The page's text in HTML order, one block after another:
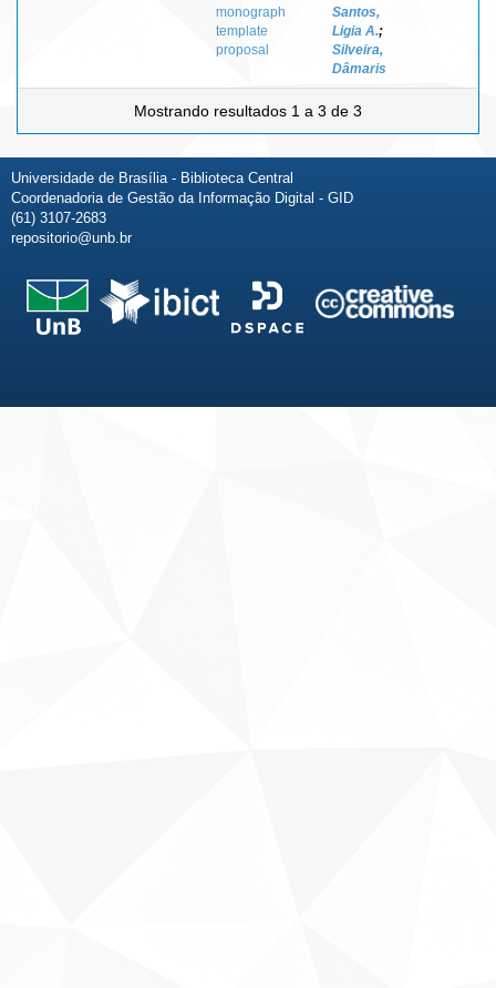
monograph
template
proposal
Santos,
Ligia A.;
Silveira,
Dâmaris
Mostrando resultados 1 a 3 de 3
Universidade de Brasília - Biblioteca Central
Coordenadoria de Gestão da Informação Digital - GID
(61) 3107-2683
repositorio@unb.br